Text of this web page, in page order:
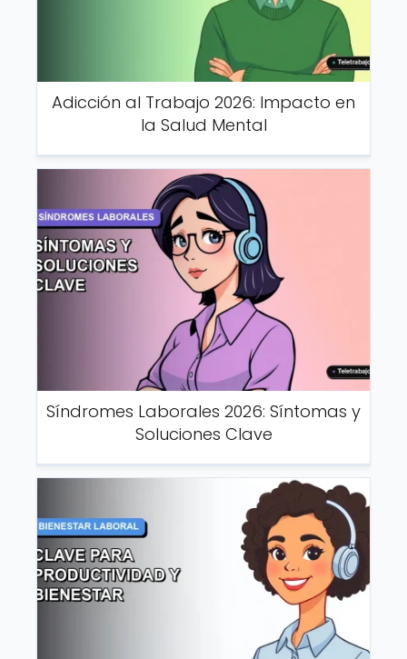
Adicción al Trabajo 2026: Impacto en
la Salud Mental
Síndromes Laborales 2026: Síntomas y
Soluciones Clave